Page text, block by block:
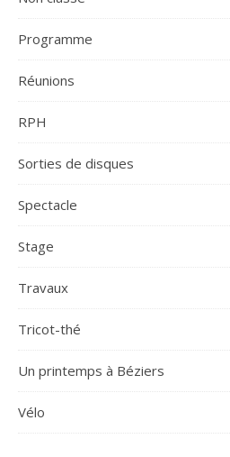
Programme
Réunions
RPH
Sorties de disques
Spectacle
Stage
Travaux
Tricot-thé
Un printemps à Béziers
Vélo